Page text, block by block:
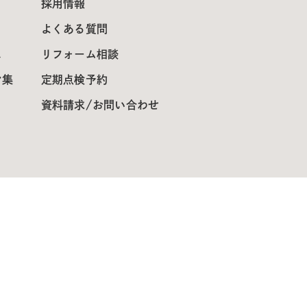
集
採用情報
よくある質問
リフォーム相談
定期点検予約
資料請求/お問い合わせ